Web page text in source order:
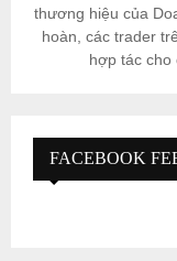
thương hiệu của
hoàn, các trader
hợp tác cho
FACEBOOK